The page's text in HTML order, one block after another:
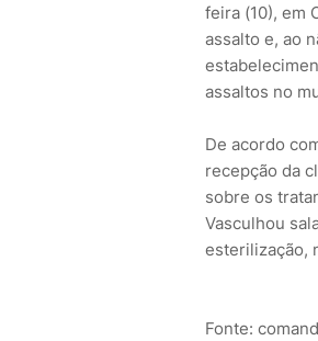
feira (10), em
assalto e, ao
assaltos no
De acordo
recepção da
sobre os
Vasculhou
esterilização,
Fonte: